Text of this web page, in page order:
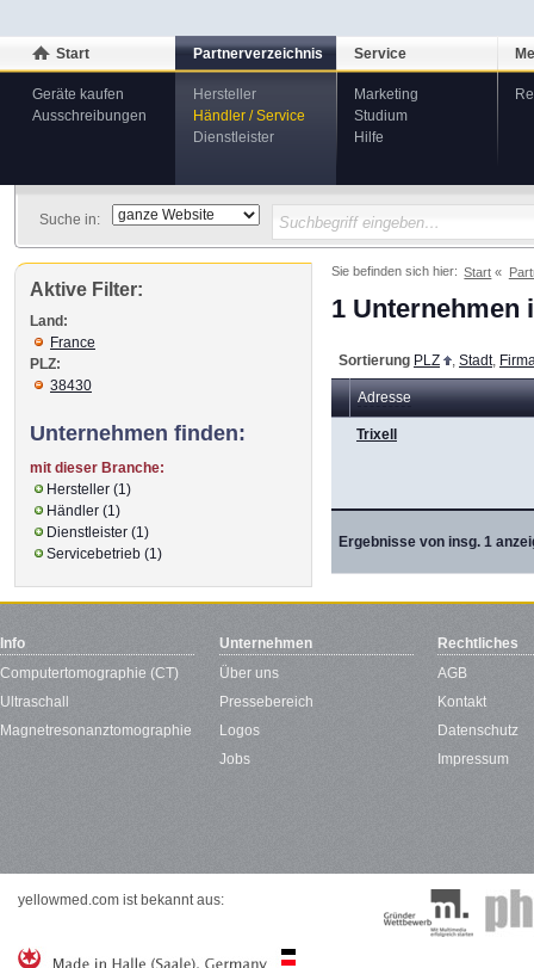
Start
Geräte kaufen
Ausschreibungen
Partnerverzeichnis
Hersteller
Händler / Service
Dienstleister
Service
Marketing
Studium
Hilfe
Suche in:
Sie befinden sich hier: Start
1 Unternehmen
Sortierung PLZ Stadt,
Adresse
Ergebnisse von insg. 1
Trixell
Aktive Filter:
Land:
France
PLZ:
38430
Unternehmen finden:
mit dieser Branche:
Hersteller (1)
Händler (1)
Dienstleister (1)
Servicebetrieb (1)
Info
Computertomographie (CT)
Ultraschall
Magnetresonanztomographie
Unternehmen
Über uns
Pressebereich
Logos
Jobs
Rechtliches
AGB
Kontakt
Datenschutz
Impressum
yellowmed.com ist bekannt aus: